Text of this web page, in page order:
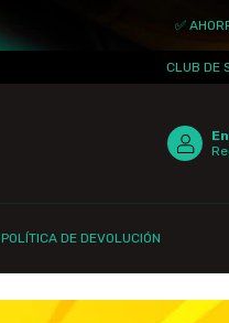
✅ AHORRÁ
CLUB DE
POLÍTICA DE DEVOLUCIÓN